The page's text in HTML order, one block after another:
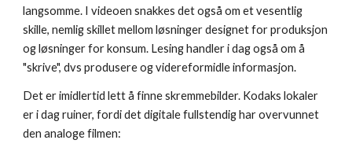
langsomme. I videoen snakkes det også om et vesentlig
skille, nemlig skillet mellom løsninger designet for produksjon
og løsninger for konsum. Lesing handler i dag også om å
"skrive", dvs produsere og videreformidle informasjon.
Det er imidlertid lett å finne skremmebilder. Kodaks lokaler
er i dag ruiner, fordi det digitale fullstendig har overvunnet
den analoge filmen: